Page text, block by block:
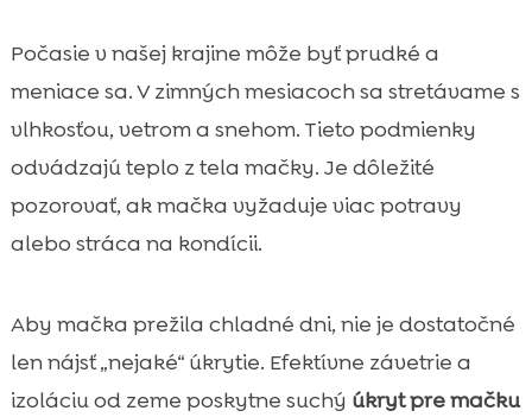
Počasie v našej krajine môže byť prudké a
meniace sa. V zimných mesiacoch sa stretávame s
vlhkosťou, vetrom a snehom. Tieto podmienky
odvádzajú teplo z tela mačky. Je dôležité
pozorovať, ak mačka vyžaduje viac potravy
alebo stráca na kondícii.
Aby mačka prežila chladné dni, nie je dostatočné
len nájsť „nejaké“ úkrytie. Efektívne závetrie a
izoláciu od zeme poskytne suchý úkryt pre mačku